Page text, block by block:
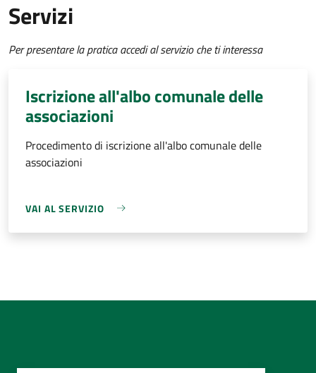
Servizi
Per presentare la pratica accedi al servizio che ti interessa
Iscrizione all'albo comunale delle
associazioni
Procedimento di iscrizione all'albo comunale delle
associazioni
VAI AL SERVIZIO